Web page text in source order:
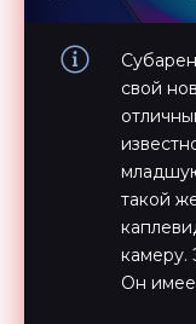
свой
такой
камеру.
Он